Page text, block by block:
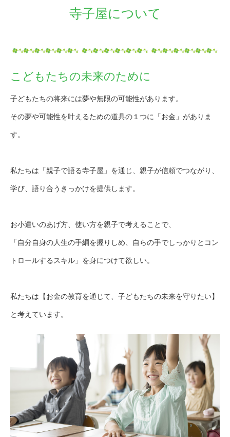
寺子屋について
こどもたちの未来のために
子どもたちの将来には夢や無限の可能性があります。
その夢や可能性を叶えるための道具の１つに「お金」がありま
す。
私たちは「親子で語る寺子屋」を通じ、親子が信頼でつながり、
学び、語り合うきっかけを提供します。
お小遣いのあげ方、使い方を親子で考えることで、
「自分自身の人生の手綱を握りしめ、自らの手でしっかりとコン
トロールするスキル」を身につけて欲しい。
私たちは【お金の教育を通じて、子どもたちの未来を守りたい】
と考えています。